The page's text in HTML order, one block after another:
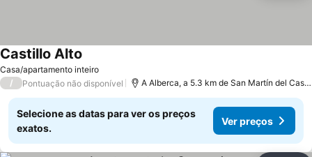
Casa/apartamento inteiro
Castillo Alto
/ Pontuação não disponível A Alberca, a 5.3 km de San Martín del
Selecione as datas para ver os preços
exatos.
Ver preços